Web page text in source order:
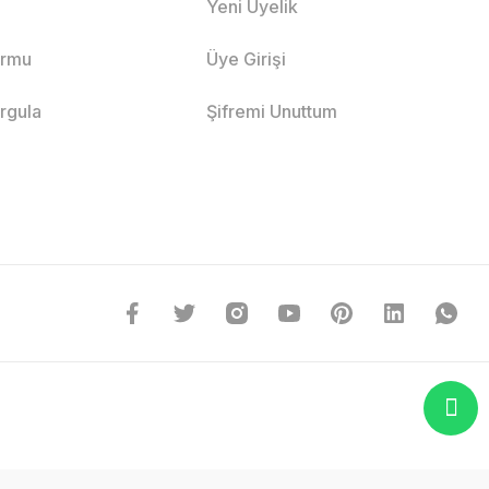
Yeni Üyelik
Üye Girişi
Şifremi Unuttum